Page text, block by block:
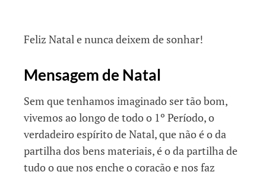
Feliz Natal e nunca deixem de sonhar!
Mensagem de Natal
Sem que tenhamos imaginado ser tão bom,
vivemos ao longo de todo o 1º Período, o
verdadeiro espírito de Natal, que não é o da
partilha dos bens materiais, é o da partilha de
tudo o que nos enche o coração e nos faz